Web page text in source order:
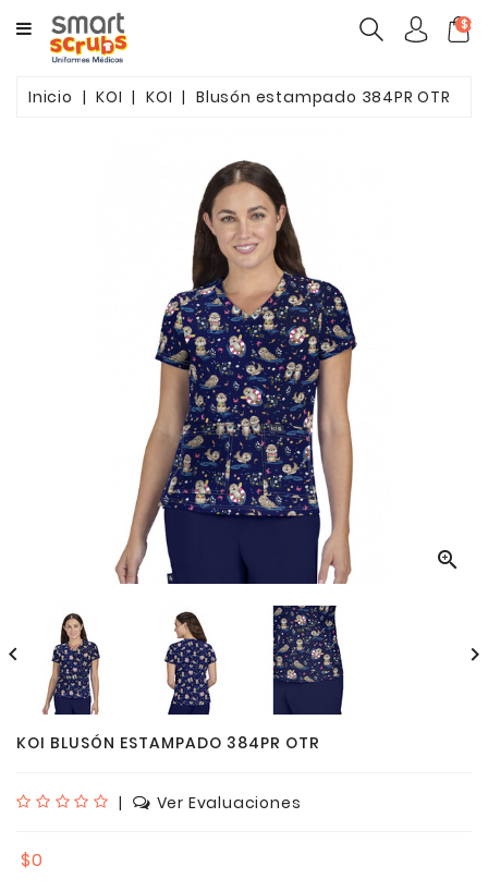
CATEGORY
Inicio KOI KOI Blusón estampado 384PR OTR

 
KOI BLUSÓN ESTAMPADO 384PR OTR
| Ver Evaluaciones
$0